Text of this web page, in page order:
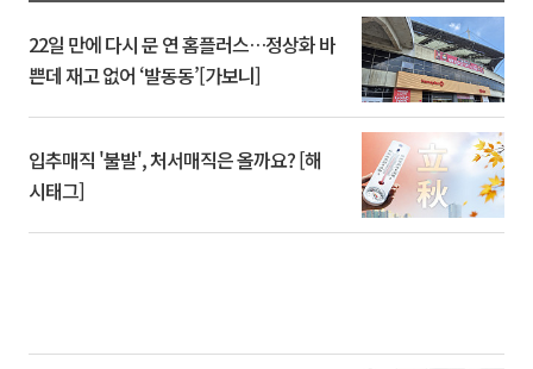
22일 만에 다시 문 연 홈플러스…정상화 바
쁜데 재고 없어 ‘발동동’[가보니]
입추매직 '불발', 처서매직은 올까요? [해
시태그]